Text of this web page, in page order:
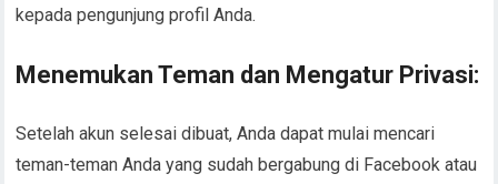
kepada pengunjung profil Anda.
Menemukan Teman dan Mengatur Privasi:
Setelah akun selesai dibuat, Anda dapat mulai mencari
teman-teman Anda yang sudah bergabung di Facebook atau